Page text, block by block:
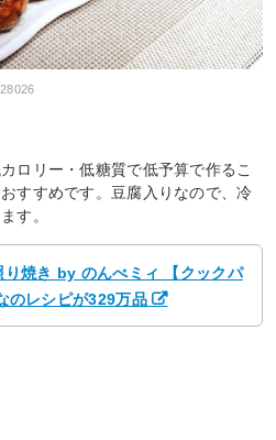
ロリー・低糖質で低予算で作るこ
すすめです。豆腐入りなので、冷
す。
り焼き by のんべミィ 【クックパ
のレシピが329万品